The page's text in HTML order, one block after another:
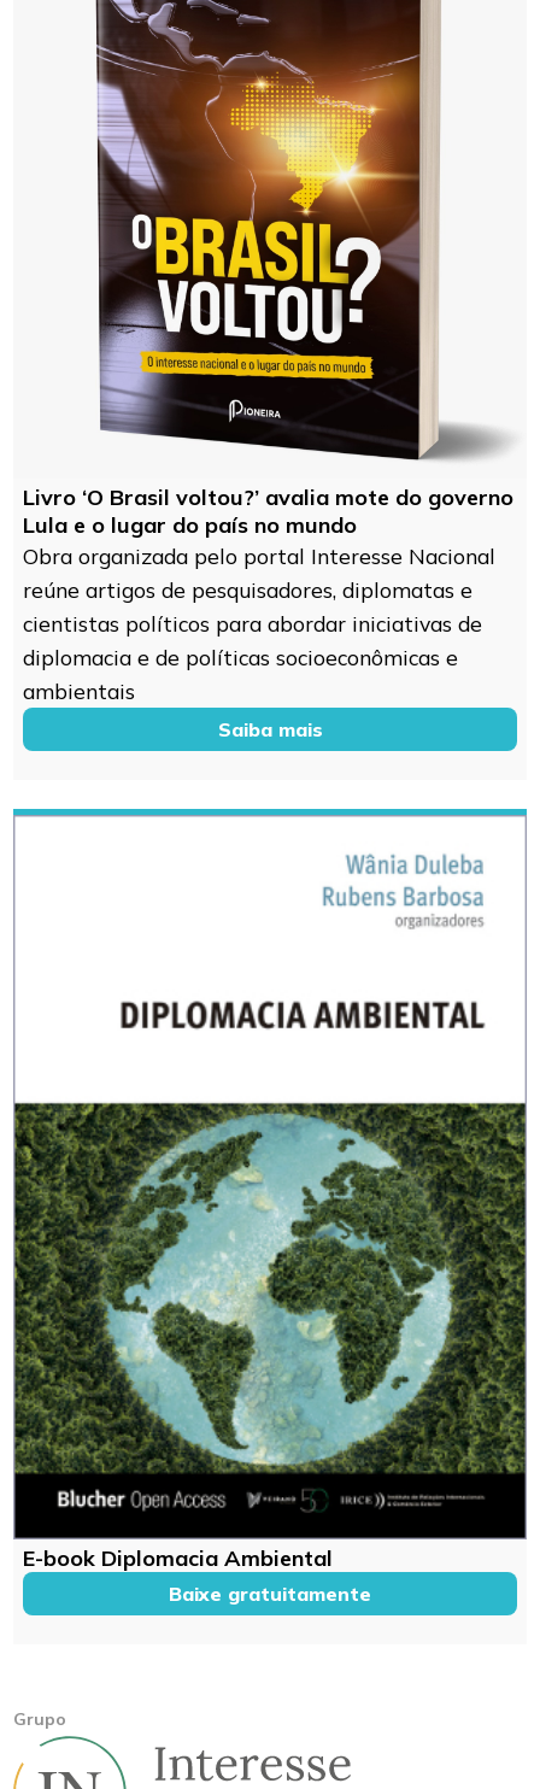
Livro ‘O Brasil voltou?’ avalia mote do governo
Lula e o lugar do país no mundo
Obra organizada pelo portal Interesse Nacional
reúne artigos de pesquisadores, diplomatas e
cientistas políticos para abordar iniciativas de
diplomacia e de políticas socioeconômicas e
ambientais
Saiba mais
E-book Diplomacia Ambiental
Baixe gratuitamente
Grupo